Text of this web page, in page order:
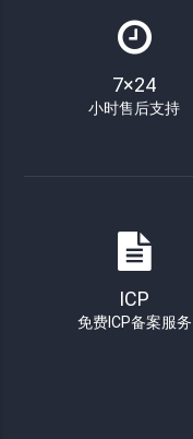
7×24
小时售后支持
ICP
免费ICP备案服务